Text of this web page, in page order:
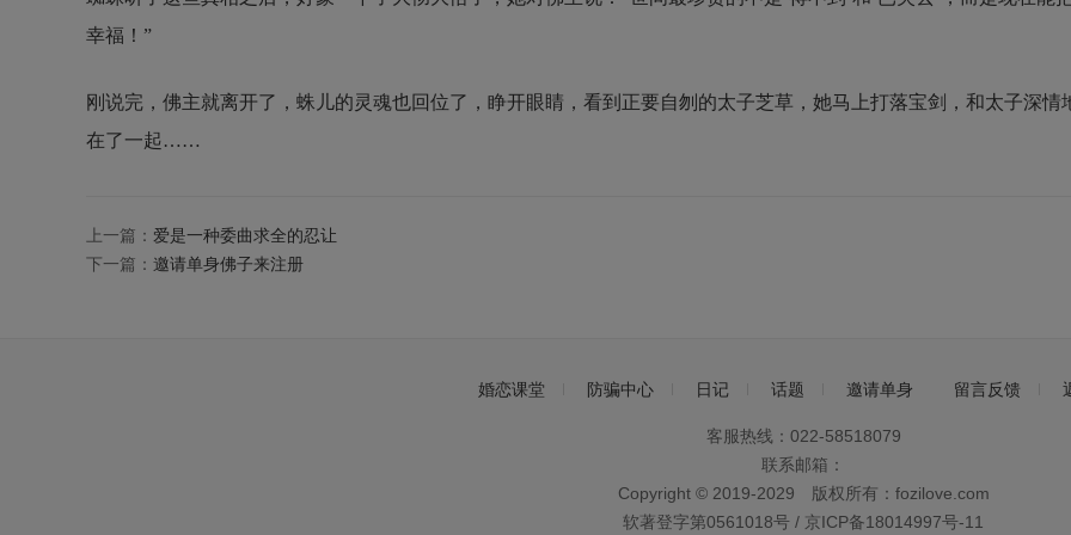
幸福！”
刚说完，佛主就离开了，蛛儿的灵魂也回位了，睁开眼睛，看到正要自刎的太子芝草，她马上打落宝剑，和太子深情
在了一起……
上一篇： 爱是一种委曲求全的忍让
下一篇： 邀请单身佛子来注册
婚恋课堂 防骗中心 日记 话题 邀请单身 留言反馈
客服热线：022-58518079
联系邮箱：
Copyright © 2019-2029 版权所有：fozilove.com
软著登字第0561018号 / 京ICP备18014997号-11